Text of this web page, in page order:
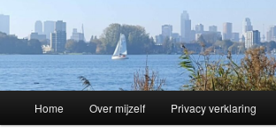
Skip
Home Over mijzelf Privacy verklaring